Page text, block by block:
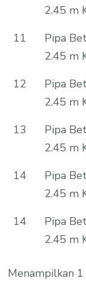
2.45 m
11
Pipa
2.45 m
12
Pipa
2.45 m
13
Pipa
2.45 m
14
Pipa
2.45 m
14
Pipa
2.45 m
Menampilkan